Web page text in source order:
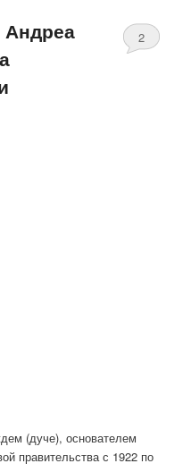
2
(дуче), основателем
правительства с 1922 по